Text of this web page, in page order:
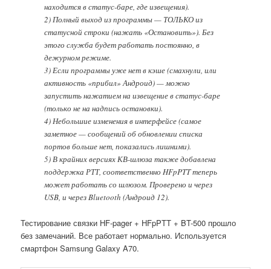
находится в статус-баре, где извещения).
2) Полный выход из программы — ТОЛЬКО из
статусной строки (нажать «Остановить»). Без
этого служба будет работать постоянно, в
дежурном режиме.
3) Если программы уже нет в кэше (смахнули, или
активность «прибил» Андроид) — можно
запустить нажатием на извещение в статус-баре
(только не на надпись остановки).
4) Небольшие изменения в интерфейсе (самое
заметное — сообщений об обновлении списка
портов больше нет, показались лишними).
5) В крайних версиях КВ-шлюза также добавлена
поддержка РТТ, соответственно HFpPTT теперь
может работать со шлюзом. Проверено и через
USB, и через Bluetooth (Андроид 12).
Тестирование связки HF-pager + HFpPTT + BT-500 прошло
без замечаний. Все работает нормально. Используется
смартфон Samsung Galaxy A70.